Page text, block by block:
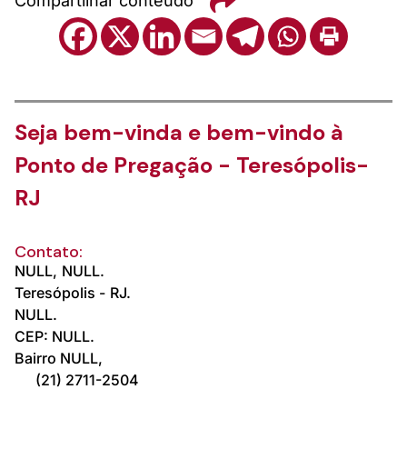
Seja bem-vinda e bem-vindo à
Ponto de Pregação - Teresópolis-
RJ
Contato:
NULL, NULL.
Teresópolis - RJ.
NULL.
CEP: NULL.
Bairro NULL,
(21) 2711-2504